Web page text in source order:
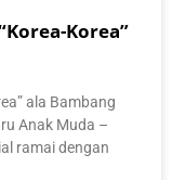
Korea”
ala Bambang
Anak Muda –
ramai dengan